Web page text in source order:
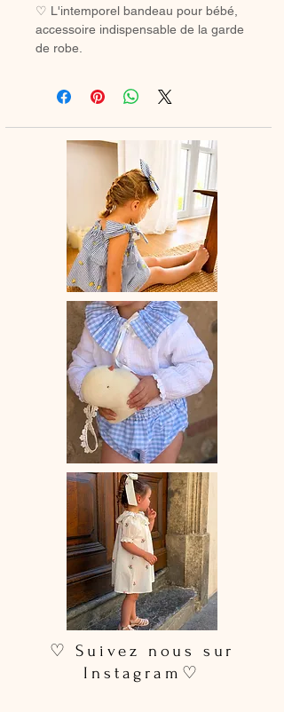
♡ L'intemporel bandeau pour bébé,
accessoire indispensable de la garde
de robe.
28 jours ouvrés selon les commandes
♡ Lavage à la main ou en machine
30° max, couleurs similaires, cycle
délicat. Ne pas utilser de sèche-linge.
♡ Suivez nous sur
Instagram♡